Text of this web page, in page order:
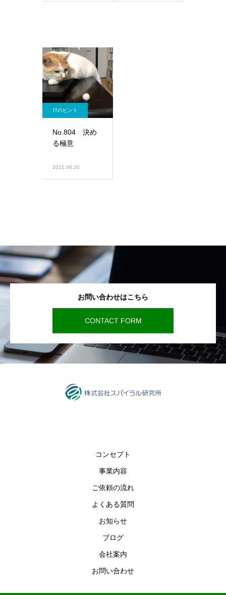
ITのヒント
No.804 決め
る極意
2021.06.20
お問い合わせはこちら
CONTACT FORM
コンセプト
事業内容
ご依頼の流れ
よくある質問
お知らせ
ブログ
会社案内
お問い合わせ